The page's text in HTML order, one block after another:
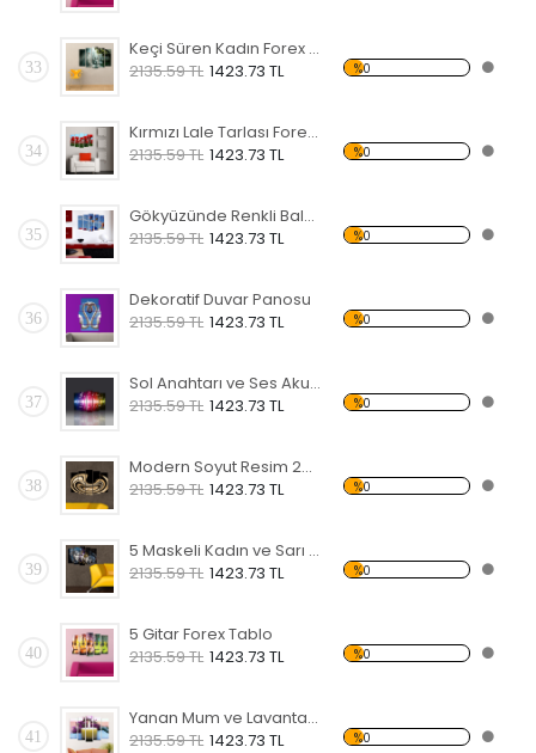
33
Keçi Süren Kadın Forex Tablo
2135.59 TL 1423.73 TL %0
34
Kırmızı Lale Tarlası Forex Tablo
2135.59 TL 1423.73 TL %0
35
Gökyüzünde Renkli Balonlar Forex Tablo
2135.59 TL 1423.73 TL %0
36
Dekoratif Duvar Panosu
2135.59 TL 1423.73 TL %0
37
Sol Anahtarı ve Ses Akustik Frekansı Forex Tablo
2135.59 TL 1423.73 TL %0
38
Modern Soyut Resim 26 Forex Tablo
2135.59 TL 1423.73 TL %0
39
5 Maskeli Kadın ve Sarı Koltuk Forex Tablo
2135.59 TL 1423.73 TL %0
40
5 Gitar Forex Tablo
2135.59 TL 1423.73 TL %0
41
Yanan Mum ve Lavanta Forex Tablo
2135.59 TL 1423.73 TL %0